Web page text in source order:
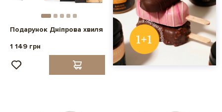
Подарунок Дніпрова хвиля
1 149 грн